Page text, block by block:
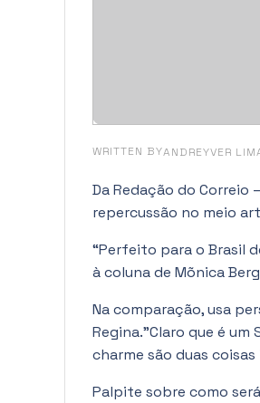
WRITTEN BYANDREYVER
Da Redação do Correio
repercussão no meio
“Perfeito para o Brasil
à coluna de Mõnica
Na comparação, usa
Regina.”Claro que é
charme são duas
Palpite sobre como